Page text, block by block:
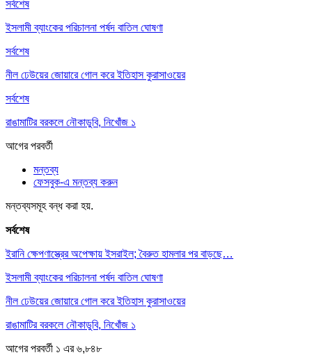
সর্বশেষ
ইসলামী ব্যাংকের পরিচালনা পর্ষদ বাতিল ঘোষণা
সর্বশেষ
নীল ঢেউয়ের জোয়ারে গোল করে ইতিহাস কুরাসাওয়ের
সর্বশেষ
রাঙামাটির বরকলে নৌকাডুবি, নিখোঁজ ১
আগেরপরবর্তী
মন্তব্য
ফেসবুক-এ মন্তব্য করুন
মন্তব্যসমূহ বন্ধ করা হয়.
সর্বশেষ
ইরানি ক্ষেপণাস্ত্রের অপেক্ষায় ইসরাইল; বৈরুত হামলার পর বাড়ছে…
ইসলামী ব্যাংকের পরিচালনা পর্ষদ বাতিল ঘোষণা
নীল ঢেউয়ের জোয়ারে গোল করে ইতিহাস কুরাসাওয়ের
রাঙামাটির বরকলে নৌকাডুবি, নিখোঁজ ১
আগেরপরবর্তী ১ এর ৬,৮৪৮